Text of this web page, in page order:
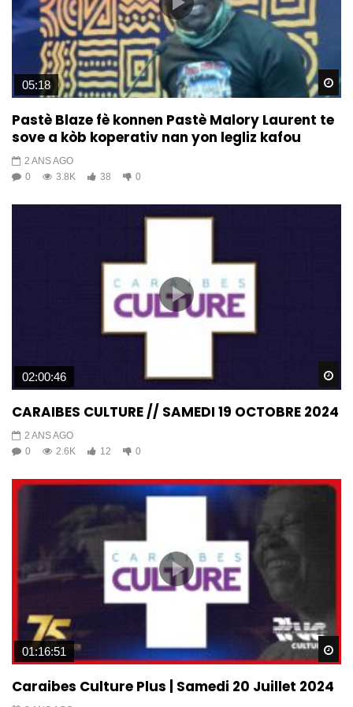
05:18
Pastè Blaze fè konnen Pastè Malory Laurent te
sove a kòb koperativ nan yon legliz kafou
2 ANS AGO
0
3.8K 38 0
02:00:46
CARAIBES CULTURE // SAMEDI 19 OCTOBRE 2024
2 ANS AGO
0
2.6K 12 0
01:16:51
Caraibes Culture Plus | Samedi 20 Juillet 2024